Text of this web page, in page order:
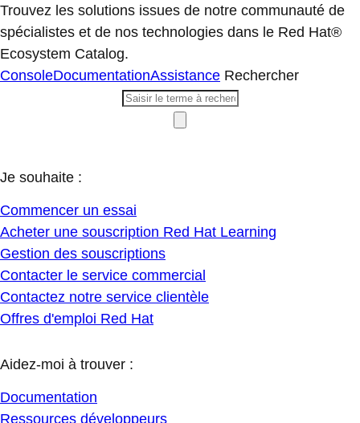
Trouvez les solutions issues de notre communauté de
spécialistes et de nos technologies dans le Red Hat®
Ecosystem Catalog.
ConsoleDocumentationAssistance Rechercher
Je souhaite :
Commencer un essai
Acheter une souscription Red Hat Learning
Gestion des souscriptions
Contacter le service commercial
Contactez notre service clientèle
Offres d'emploi Red Hat
Aidez-moi à trouver :
Documentation
Ressources développeurs